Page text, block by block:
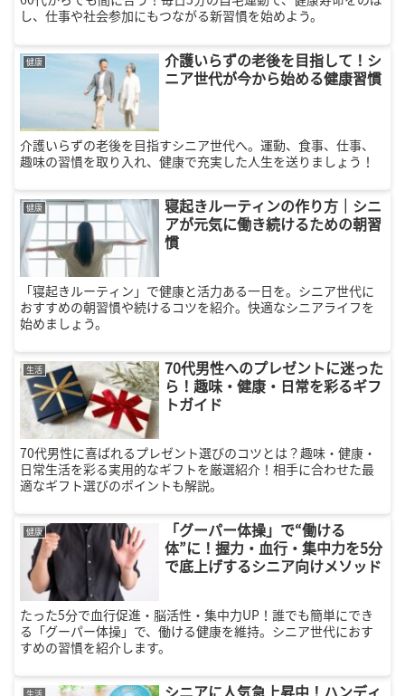
し、仕事や社会参加にもつながる新習慣を始めよう。
健康
介護いらずの老後を目指して！シ
ニア世代が今から始める健康習慣
介護いらずの老後を目指すシニア世代へ。運動、食事、仕事、
趣味の習慣を取り入れ、健康で充実した人生を送りましょう！
健康
寝起きルーティンの作り方｜シニ
アが元気に働き続けるための朝習
慣
「寝起きルーティン」で健康と活力ある一日を。シニア世代に
おすすめの朝習慣や続けるコツを紹介。快適なシニアライフを
始めましょう。
生活
70代男性へのプレゼントに迷った
ら！趣味・健康・日常を彩るギフ
トガイド
70代男性に喜ばれるプレゼント選びのコツとは？趣味・健康・
日常生活を彩る実用的なギフトを厳選紹介！相手に合わせた最
適なギフト選びのポイントも解説。
健康
「グーパー体操」で“働ける
体”に！握力・血行・集中力を5分
で底上げするシニア向けメソッド
たった5分で血行促進・脳活性・集中力UP！誰でも簡単にでき
る「グーパー体操」で、働ける健康を維持。シニア世代におす
すめの習慣を紹介します。
シニアに人気急上昇中！ハンディ